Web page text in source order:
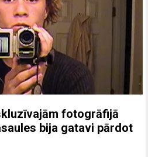
fotogrāfijā
bija gatavi pārdot